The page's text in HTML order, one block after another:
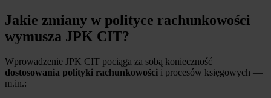
Jakie zmiany w polityce rachunkowości
wymusza JPK CIT?
Wprowadzenie JPK CIT pociąga za sobą konieczność
dostosowania polityki rachunkowości i procesów księgowych —
m.in.: